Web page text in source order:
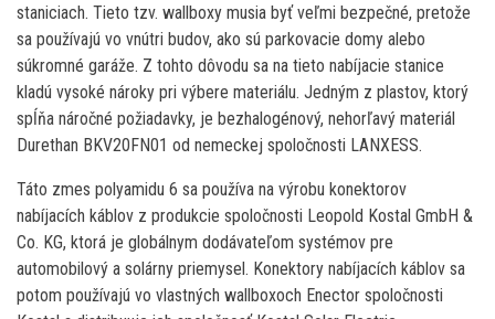
staniciach. Tieto tzv. wallboxy musia byť veľmi bezpečné, pretože
sa používajú vo vnútri budov, ako sú parkovacie domy alebo
súkromné garáže. Z tohto dôvodu sa na tieto nabíjacie stanice
kladú vysoké nároky pri výbere materiálu. Jedným z plastov, ktorý
spĺňa náročné požiadavky, je bezhalogénový, nehorľavý materiál
Durethan BKV20FN01 od nemeckej spoločnosti LANXESS.
Táto zmes polyamidu 6 sa používa na výrobu konektorov
nabíjacích káblov z produkcie spoločnosti Leopold Kostal GmbH &
Co. KG, ktorá je globálnym dodávateľom systémov pre
automobilový a solárny priemysel. Konektory nabíjacích káblov sa
potom používajú vo vlastných wallboxoch Enector spoločnosti